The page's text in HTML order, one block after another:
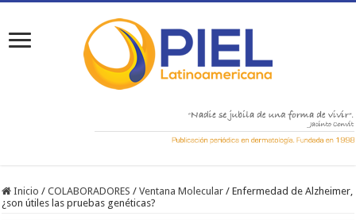
Inicio / COLABORADORES / Ventana Molecular / Enfermedad de Alzheimer,
¿son útiles las pruebas genéticas?